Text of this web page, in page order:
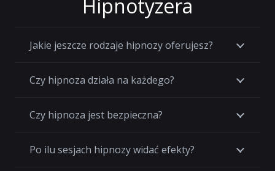
Hipnotyzera
Jakie jeszcze rodzaje hipnozy oferujesz?
Czy hipnoza działa na każdego?
Czy hipnoza jest bezpieczna?
Po ilu sesjach hipnozy widać efekty?